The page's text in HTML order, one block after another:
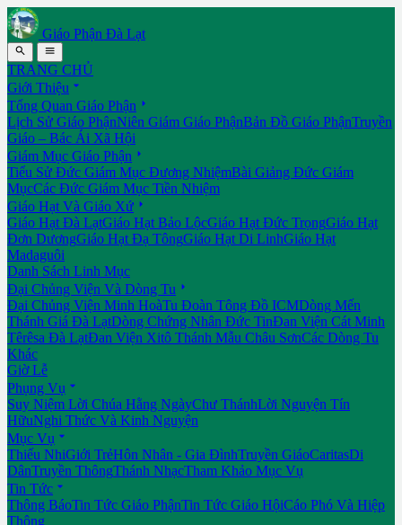
Giáo Phận Đà Lạt
 
TRANG CHỦ
Giới Thiệu 
Tổng Quan Giáo Phận 
Lịch Sử Giáo PhậnNiên Giám Giáo PhậnBản Đồ Giáo PhậnTruyền
Giáo – Bác Ái Xã Hội
Giám Mục Giáo Phận 
Tiểu Sử Đức Giám Mục Đương NhiệmBài Giảng Đức Giám
MụcCác Đức Giám Mục Tiền Nhiệm
Giáo Hạt Và Giáo Xứ 
Giáo Hạt Đà LạtGiáo Hạt Bảo LộcGiáo Hạt Đức TrọngGiáo Hạt
Đơn DươngGiáo Hạt Đạ TôngGiáo Hạt Di LinhGiáo Hạt
Madaguôi
Danh Sách Linh Mục
Đại Chủng Viện Và Dòng Tu 
Đại Chủng Viện Minh HoàTu Đoàn Tông Đồ ICMDòng Mến
Thánh Giá Đà LạtDòng Chứng Nhân Đức TinĐan Viện Cát Minh
Têrêsa Đà LạtĐan Viện Xitô Thánh Mẫu Châu SơnCác Dòng Tu
Khác
Giờ Lễ
Phụng Vụ 
Suy Niệm Lời Chúa Hằng NgàyChư ThánhLời Nguyện Tín
HữuNghi Thức Và Kinh Nguyện
Mục Vụ 
Thiếu NhiGiới TrẻHôn Nhân - Gia ĐìnhTruyền GiáoCaritasDi
DânTruyền ThôngThánh NhạcTham Khảo Mục Vụ
Tin Tức 
Thông BáoTin Tức Giáo PhậnTin Tức Giáo HộiCáo Phó Và Hiệp
Thông